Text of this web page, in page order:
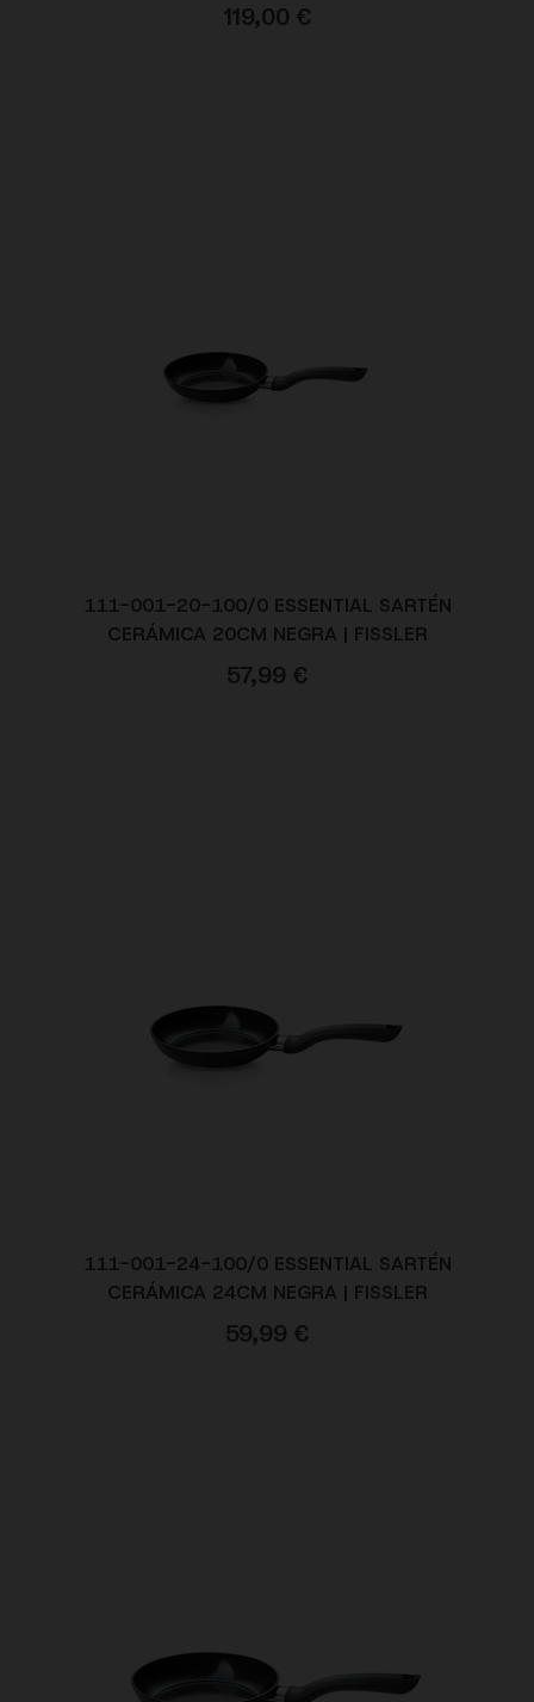
119,00 €
111-001-20-100/0 ESSENTIAL SARTÉN
CERÁMICA 20CM NEGRA | FISSLER
57,99 €
111-001-24-100/0 ESSENTIAL SARTÉN
CERÁMICA 24CM NEGRA | FISSLER
59,99 €